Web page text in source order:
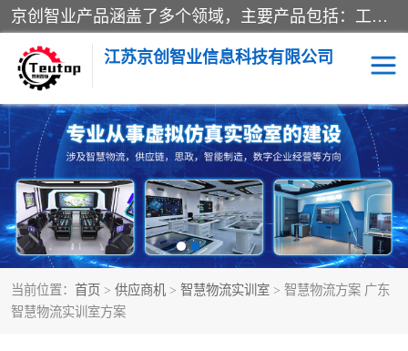
京创智业产品涵盖了多个领域，主要产品包括：工业4.0生产线解决方案，智慧物流综合实训室，教学设备与实验室建设，虚拟仿真实验室等。公司将秉持“创新、执着、诚信、共赢”的理念，以“将服务当作使命”为核心价值观，致力于为客户创造价值，与客户、合作伙伴和员工共同成长。
江苏京创智业信息科技有限公司
当前位置： 首页 > 供应商机 > 智慧物流实训室 > 智慧物流方案 广东
智慧物流实训室方案
VR物流实训 低碳供应链
生产系统仿真 冷链物流
供应链管理 思政
智慧零售实训 智能制造